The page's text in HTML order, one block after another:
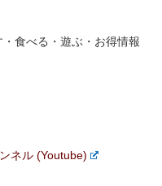
食べる・遊ぶ・お得情報
ネル (Youtube)